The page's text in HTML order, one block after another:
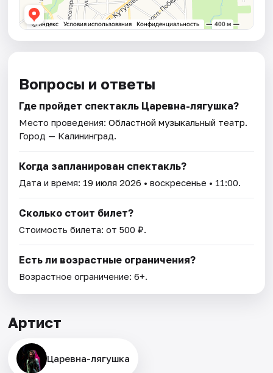
Вопросы и ответы
Где пройдет спектакль Царевна-лягушка?
Место проведения:Областной музыкальный театр.
Город — Калининград.
Когда запланирован спектакль?
Дата и время: 19 июля 2026 • воскресенье • 11:00.
Сколько стоит билет?
Стоимость билета: от 500 ₽.
Есть ли возрастные ограничения?
Возрастное ограничение: 6+.
Артист
Царевна-лягушка